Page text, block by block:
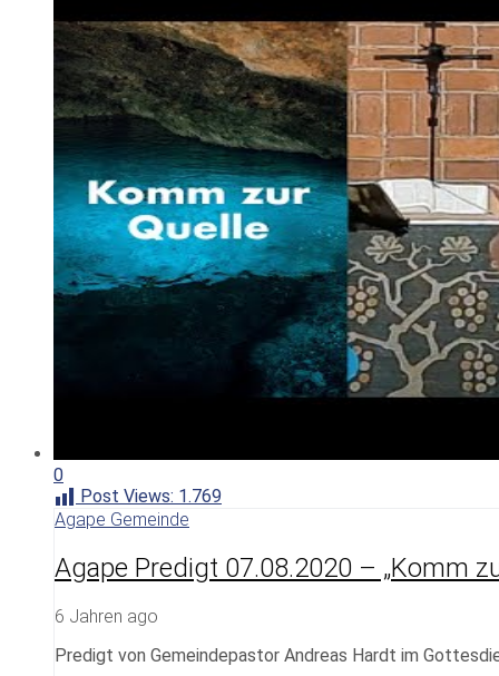
0
Post Views: 1.769
Agape Gemeinde
Agape Predigt 07.08.2020 – „Komm
6 Jahren ago
Predigt von Gemeindepastor Andreas Hardt im